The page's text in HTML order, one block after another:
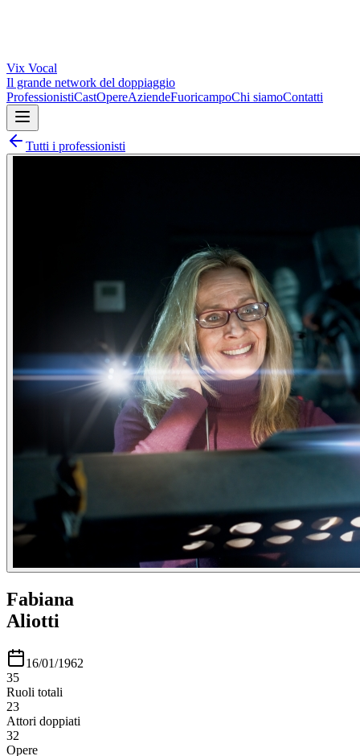
Vix Vocal
Il grande network del doppiaggio
ProfessionistiCastOpereAziendeFuoricampoChi siamoContatti
Tutti i professionisti
Fabiana
Aliotti
16/01/1962
35
Ruoli totali
23
Attori doppiati
32
Opere